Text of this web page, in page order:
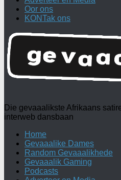
Oor ons
KONTak ons
Die gevaaalikste Afrikaans
interweb dansbaan
Home
Gevaaalike Dames
Random Gevaaalikhede
Gevaaalik Gaming
Podcasts